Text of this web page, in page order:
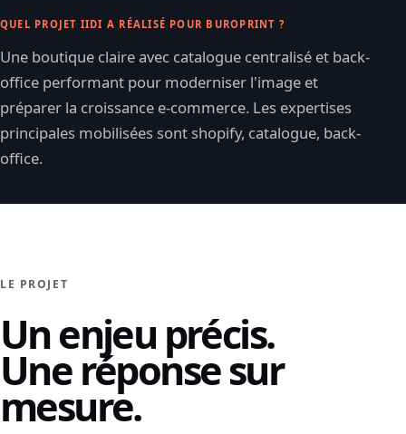
QUEL PROJET IIDI A RÉALISÉ POUR BUROPRINT ?
Une boutique claire avec catalogue centralisé et back-
office performant pour moderniser l'image et
préparer la croissance e-commerce. Les expertises
principales mobilisées sont shopify, catalogue, back-
office.
LE PROJET
Un enjeu précis.
Une réponse sur
mesure.